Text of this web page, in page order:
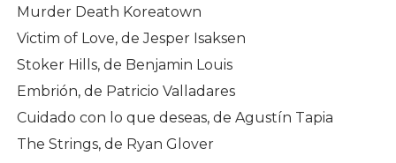
Murder Death Koreatown
Victim of Love, de Jesper Isaksen
Stoker Hills, de Benjamin Louis
Embrión, de Patricio Valladares
Cuidado con lo que deseas, de Agustín Tapia
The Strings, de Ryan Glover